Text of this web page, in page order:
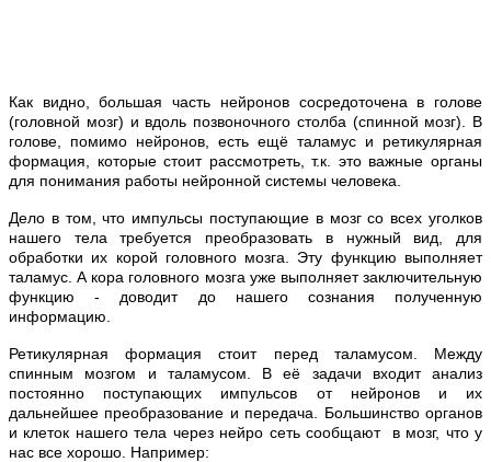
Как видно, большая часть нейронов сосредоточена в голове
(головной мозг) и вдоль позвоночного столба (спинной мозг). В
голове, помимо нейронов, есть ещё таламус и ретикулярная
формация, которые стоит рассмотреть, т.к. это важные органы
для понимания работы нейронной системы человека.
Дело в том, что импульсы поступающие в мозг со всех уголков
нашего тела требуется преобразовать в нужный вид, для
обработки их корой головного мозга. Эту функцию выполняет
таламус. А кора головного мозга уже выполняет заключительную
функцию - доводит до нашего сознания полученную
информацию.
Ретикулярная формация стоит перед таламусом. Между
спинным мозгом и таламусом. В её задачи входит анализ
постоянно поступающих импульсов от нейронов и их
дальнейшее преобразование и передача. Большинство органов
и клеток нашего тела через нейро сеть сообщают в мозг, что у
нас все хорошо. Например: